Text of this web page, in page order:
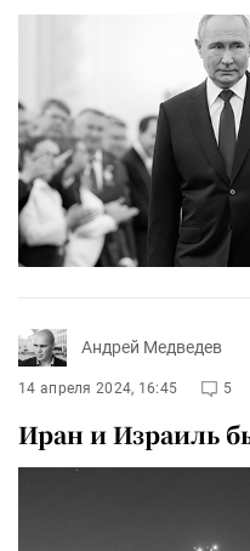
Андрей Медведев
14 апреля 2024, 16:45 5
Иран и Израиль